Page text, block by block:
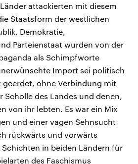
attackierten mit diesem
Staatsform der westlichen
Demokratie,
Parteienstaat wurden von der
als Schimpfworte
Import sei politisch
ohne Verbindung mit
Scholle des Landes und denen,
von ihr lebten. Es war ein Mix
und einer vagen Sehnsucht
rückwärts und vorwärts
in beiden Ländern für
des Faschismus